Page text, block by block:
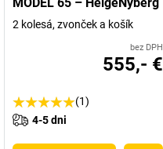
MODEL 65 – HelgeNyberg
2 kolesá, zvonček a košík
bez DPH
555,- €
(1)
4-5 dni